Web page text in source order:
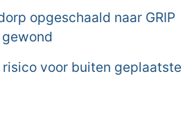
opgeschaald naar GRIP
voor buiten geplaatste